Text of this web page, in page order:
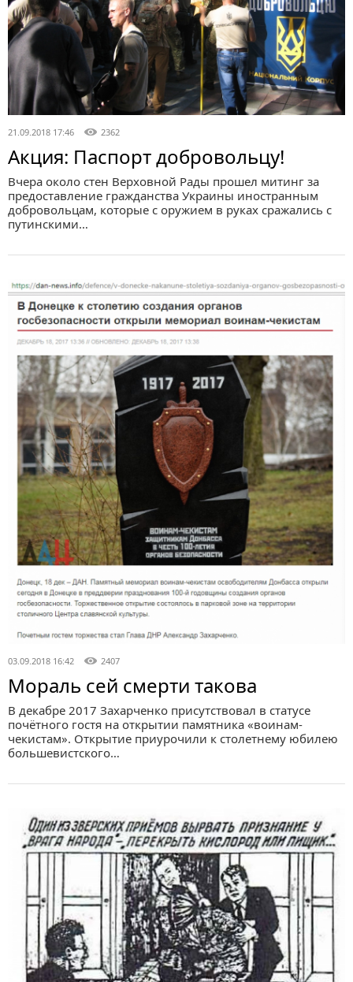
21.09.2018 17:46 2362
Акция: Паспорт добровольцу!
Вчера около стен Верховной Рады прошел митинг за
предоставление гражданства Украины иностранным
добровольцам, которые с оружием в руках сражались с
путинскими…
03.09.2018 16:42 2407
Мораль сей смерти такова
В декабре 2017 Захарченко присутствовал в статусе
почётного гостя на открытии памятника «воинам-
чекистам». Открытие приурочили к столетнему юбилею
большевистского…